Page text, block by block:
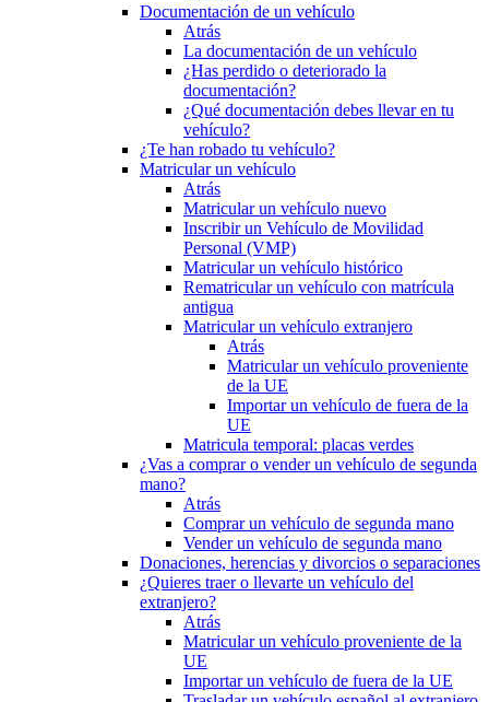
Documentación de un vehículo
Atrás
La documentación de un vehículo
¿Has perdido o deteriorado la
documentación?
¿Qué documentación debes llevar en tu
vehículo?
¿Te han robado tu vehículo?
Matricular un vehículo
Atrás
Matricular un vehículo nuevo
Inscribir un Vehículo de Movilidad
Personal (VMP)
Matricular un vehículo histórico
Rematricular un vehículo con matrícula
antigua
Matricular un vehículo extranjero
Atrás
Matricular un vehículo proveniente
de la UE
Importar un vehículo de fuera de la
UE
Matricula temporal: placas verdes
¿Vas a comprar o vender un vehículo de segunda
mano?
Atrás
Comprar un vehículo de segunda mano
Vender un vehículo de segunda mano
Donaciones, herencias y divorcios o separaciones
¿Quieres traer o llevarte un vehículo del
extranjero?
Atrás
Matricular un vehículo proveniente de la
UE
Importar un vehículo de fuera de la UE